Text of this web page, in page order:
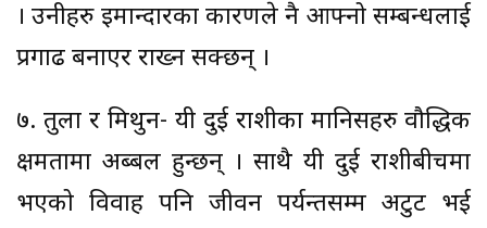
। उनीहरु इमान्दारका कारणले नै आफ्नो सम्बन्धलाई
प्रगाढ बनाएर राख्न सक्छन् ।
७. तुला र मिथुन- यी दुई राशीका मानिसहरु वौद्धिक
क्षमतामा अब्बल हुन्छन् । साथै यी दुई राशीबीचमा
भएको विवाह पनि जीवन पर्यन्तसम्म अटुट भई